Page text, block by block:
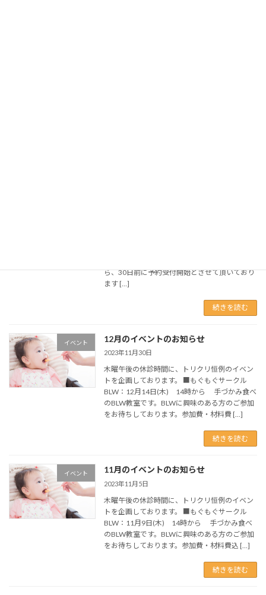
ら、30日前に予約受付開始とさせて頂いており
ます […]
続きを読む
イベント 12月のイベントのお知らせ
2023年11月30日
木曜午後の休診時間に、トリクリ恒例のイベン
トを企画しております。 ■もぐもぐサークル
BLW：12月14日(木) 14時から 手づかみ食べ
のBLW教室です。BLWに興味のある方のご参加
をお待ちしております。参加費・材料費 […]
続きを読む
イベント 11月のイベントのお知らせ
2023年11月5日
木曜午後の休診時間に、トリクリ恒例のイベン
トを企画しております。 ■もぐもぐサークル
BLW：11月9日(木) 14時から 手づかみ食べ
のBLW教室です。BLWに興味のある方のご参加
をお待ちしております。参加費・材料費込 […]
続きを読む